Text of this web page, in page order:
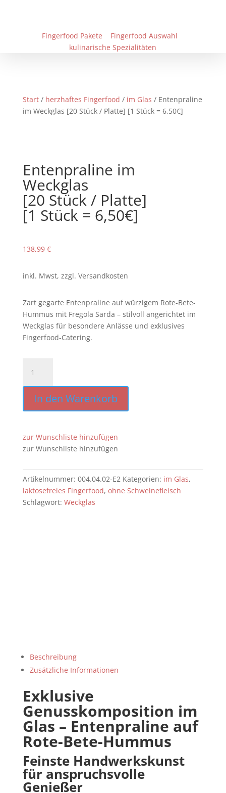
Fingerfood Pakete
Fingerfood Auswahl
kulinarische Spezialitäten
Start/ herzhaftes Fingerfood / im Glas / Entenpraline
im Weckglas [20 Stück / Platte] [1 Stück = 6,50€]
Entenpraline im
Weckglas
[20 Stück / Platte]
[1 Stück = 6,50€]
138,99 €
inkl. Mwst, zzgl. Versandkosten
Zart gegarte Entenpraline auf würzigem Rote-Bete-
Hummus mit Fregola Sarda – stilvoll angerichtet im
Weckglas für besondere Anlässe und exklusives
Fingerfood-Catering.
Weckglas
Stück
Platte]
[1
=
6,50€]
Menge
In den Warenkorb
zur Wunschliste hinzufügen
zur Wunschliste hinzufügen
Artikelnummer: 004.04.02-E2 Kategorien: im Glas,
laktosefreies Fingerfood, ohne Schweinefleisch
Schlagwort: Weckglas
Beschreibung
Zusätzliche Informationen
Exklusive
Genusskomposition im
Glas – Entenpraline auf
Rote-Bete-Hummus
Feinste Handwerkskunst
für anspruchsvolle
Genießer